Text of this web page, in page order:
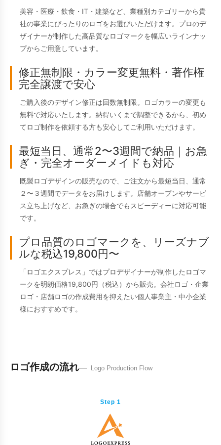
美容・医療・飲食・IT・建築など、業種別カテゴリーから貴
社の事業にぴったりのロゴをお選びいただけます。プロのデ
ザイナーが制作した高品質なロゴマークを幅広いラインナッ
プからご用意しています。
修正無制限・カラー変更無料・著作権
完全譲渡で安心
ご購入後のデザイン修正は回数無制限。ロゴカラーの変更も
無料で対応いたします。納得いくまで調整できるから、初め
てロゴ制作を依頼する方も安心してご利用いただけます。
最短当日、通常2〜3週間で納品｜お急
ぎ・完全オーダーメイドも対応
既製ロゴデザインの販売なので、ご注文から最短当日、通常
２〜３週間でデータをお届けします。店舗オープンやサービ
ス立ち上げなど、お急ぎの場合でもスピーディーに対応可能
です。
プロ品質のロゴマークを、リーズナブ
ルな税込19,800円〜
「ロゴエクスプレス」ではプロデザイナーが制作したロゴマ
ークを明朗価格19,800円（税込）から販売。会社ロゴ・企業
ロゴ・店舗ロゴの作成費用を抑えたい個人事業主・中小企業
様におすすめです。
ロゴ作成の流れ Logo Production Flow
Step 1